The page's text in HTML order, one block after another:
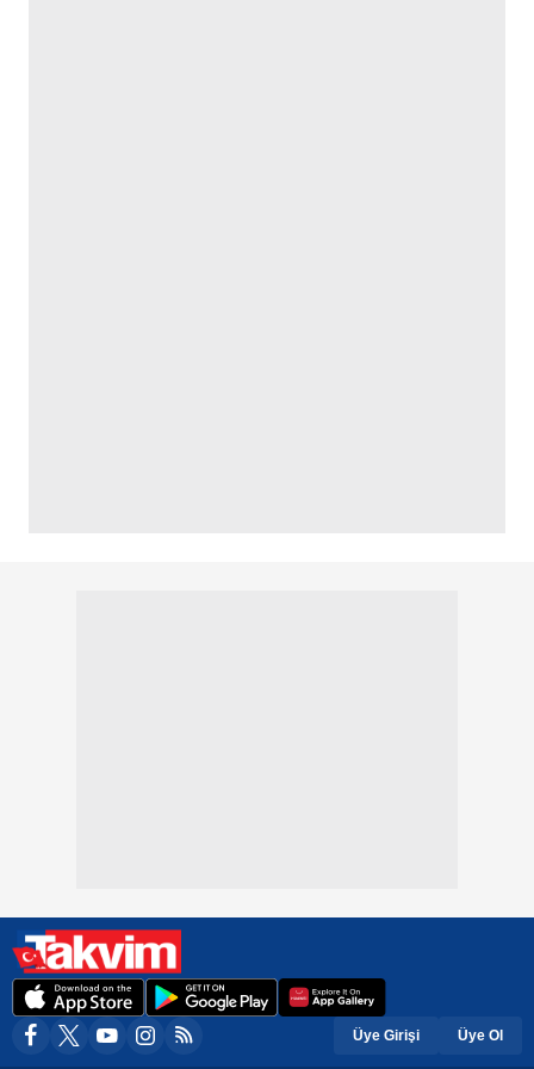
Üye Girişi Üye Ol